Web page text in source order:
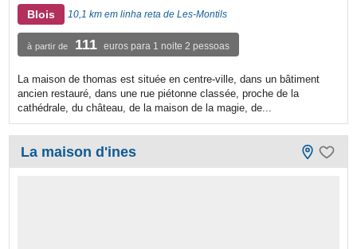
Blois 10,1 km em linha reta de Les-Montils
à partir de 111 euros para 1 noite 2 pessoas
La maison de thomas est située en centre-ville, dans un bâtiment
ancien restauré, dans une rue piétonne classée, proche de la
cathédrale, du château, de la maison de la magie, de...
La maison d'ines